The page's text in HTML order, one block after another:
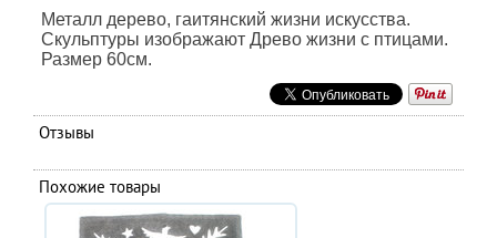
Металл дерево, гаитянский жизни искусства.
Скульптуры изображают Древо жизни с птицами.
Размер 60см.
Отзывы
Похожие товары